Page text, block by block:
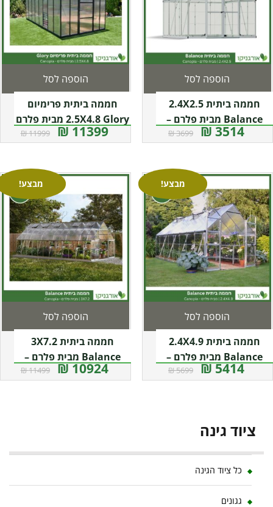
חממה ביתית 2.4X2.5
Balance מבית פלרם –
Canopia
3514 ₪
3699 ₪
הוספה לסל
חממה ביתית פרימיום
2.5X4.8 Glory מבית פלרם
– Canopia
11399 ₪
11999 ₪
הוספה לסל
מבצע!
חממה ביתית 2.4X4.9
Balance מבית פלרם –
Canopia
5414 ₪
5699 ₪
הוספה לסל
מבצע!
חממה ביתית 3X7.2
Balance מבית פלרם –
Canopia
10924 ₪
11499 ₪
הוספה לסל
ציוד גינה
כל ציוד הגינה
גגונים